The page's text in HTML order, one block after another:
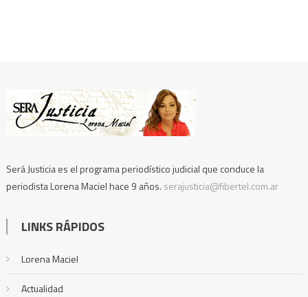
Será Justicia es el programa periodístico judicial que conduce la
periodista Lorena Maciel hace 9 años. serajusticia@fibertel.com.ar
LINKS RÁPIDOS
Lorena Maciel
Actualidad